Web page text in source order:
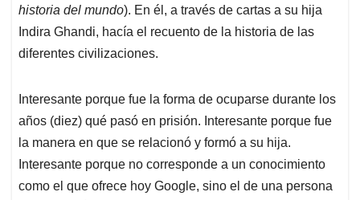
p
p
o
k
I
n
s
historia del mundo). En él, a través de cartas a su hija
Indira Ghandi, hacía el recuento de la historia de las
diferentes civilizaciones.
Interesante porque fue la forma de ocuparse durante los
años (diez) qué pasó en prisión. Interesante porque fue
la manera en que se relacionó y formó a su hija.
Interesante porque no corresponde a un conocimiento
como el que ofrece hoy Google, sino el de una persona